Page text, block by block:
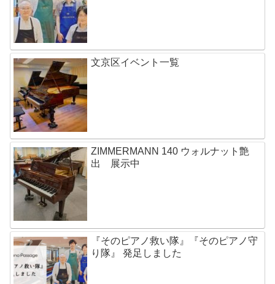
文京区イベント一覧
ZIMMERMANN 140 ウォルナット艶
出 展示中
『そのピアノ救い隊』『そのピアノ守
り隊』 発足しました